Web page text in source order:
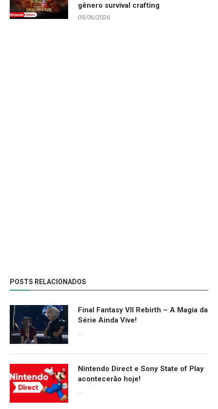
gênero survival crafting
09/06/2026
POSTS RELACIONADOS
Final Fantasy VII Rebirth – A Magia da
Série Ainda Vive!
Nintendo Direct e Sony State of Play
acontecerão hoje!